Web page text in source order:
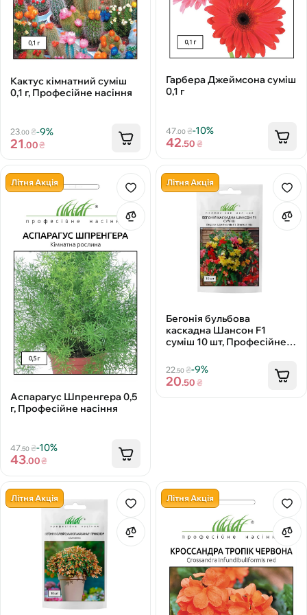
Кактус кімнатний суміш
0,1 г, Професійне насіння
23.00₴-9%
21.00₴
Гарбера Джеймсона суміш
0,1 г
47.00 ₴-10%
42.50₴
Літня Акція
Аспарагус Шпренгера 0,5
г, Професійне насіння
47.50₴-10%
43.00₴
Літня Акція
Бегонія бульбова
каскадна Шансон F1
суміш 10 шт, Професійне
22.50 ₴-9%
20.50₴
Літня Акція Літня Акція